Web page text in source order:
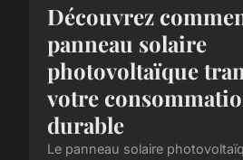
Découvrez
panneau solaire
photovoltaïque
votre
durable
Le panneau solaire